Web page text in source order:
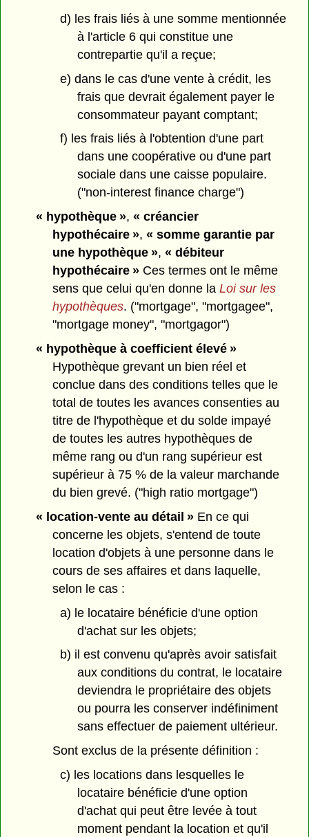
d) les frais liés à une somme mentionnée
à l'article 6 qui constitue une
contrepartie qu'il a reçue;
e) dans le cas d'une vente à crédit, les
frais que devrait également payer le
consommateur payant comptant;
f) les frais liés à l'obtention d'une part
dans une coopérative ou d'une part
sociale dans une caisse populaire.
("non-interest finance charge")
« hypothèque », « créancier
hypothécaire », « somme garantie par
une hypothèque », « débiteur
hypothécaire » Ces termes ont le même
sens que celui qu'en donne laLoi sur les
hypothèques. ("mortgage", "mortgagee",
"mortgage money", "mortgagor")
« hypothèque à coefficient élevé »
Hypothèque grevant un bien réel et
conclue dans des conditions telles que le
total de toutes les avances consenties au
titre de l'hypothèque et du solde impayé
de toutes les autres hypothèques de
même rang ou d'un rang supérieur est
supérieur à 75 % de la valeur marchande
du bien grevé. ("high ratio mortgage")
« location-vente au détail »En ce qui
concerne les objets, s'entend de toute
location d'objets à une personne dans le
cours de ses affaires et dans laquelle,
selon le cas :
a) le locataire bénéficie d'une option
d'achat sur les objets;
b) il est convenu qu'après avoir satisfait
aux conditions du contrat, le locataire
deviendra le propriétaire des objets
ou pourra les conserver indéfiniment
sans effectuer de paiement ultérieur.
Sont exclus de la présente définition :
c) les locations dans lesquelles le
locataire bénéficie d'une option
d'achat qui peut être levée à tout
moment pendant la location et qu'il